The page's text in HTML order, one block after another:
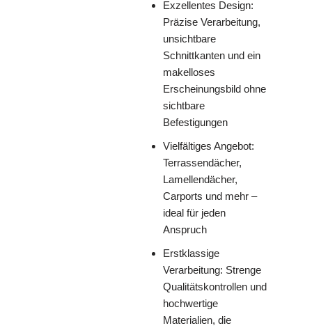
Exzellentes Design:
Präzise Verarbeitung,
unsichtbare
Schnittkanten und ein
makelloses
Erscheinungsbild ohne
sichtbare
Befestigungen
Vielfältiges Angebot:
Terrassendächer,
Lamellendächer,
Carports und mehr –
ideal für jeden
Anspruch
Erstklassige
Verarbeitung: Strenge
Qualitätskontrollen und
hochwertige
Materialien, die